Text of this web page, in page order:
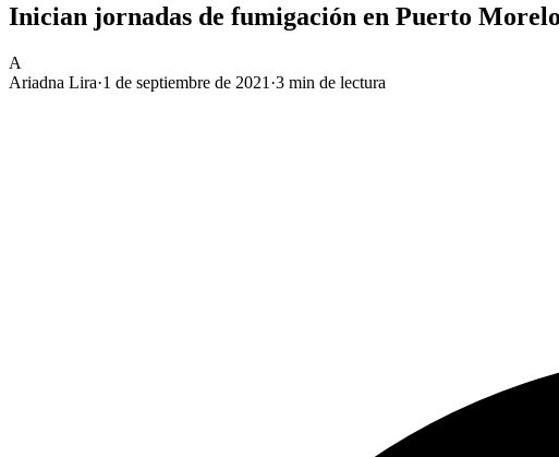
Inician jornadas de fumigación en Puerto
A
Ariadna Lira·1 de septiembre de 2021 ·3 min de lectura